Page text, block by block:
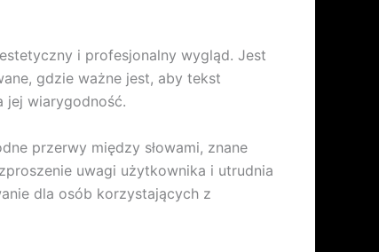
i profesjonalny wygląd. Jest
gdzie ważne jest, aby tekst
jej wiarygodność.
przerwy między słowami, znane
uwagi użytkownika i utrudnia
dla osób korzystających z